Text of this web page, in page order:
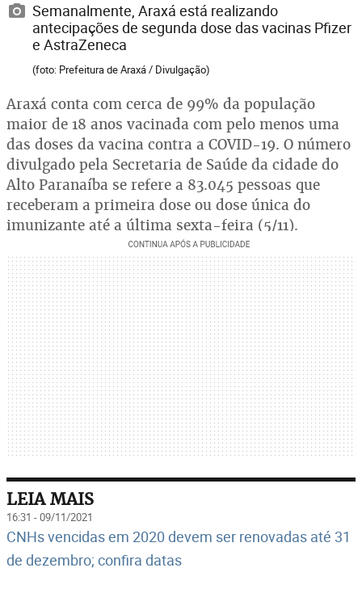
Semanalmente, Araxá está realizando
antecipações de segunda dose das vacinas Pfizer
e AstraZeneca
(foto: Prefeitura de Araxá / Divulgação)
Araxá conta com cerca de 99% da população
maior de 18 anos vacinada com pelo menos uma
das doses da vacina contra a COVID-19. O número
divulgado pela Secretaria de Saúde da cidade do
Alto Paranaíba se refere a 83.045 pessoas que
receberam a primeira dose ou dose única do
imunizante até a última sexta-feira (5/11).
LEIA MAIS
16:31 - 09/11/2021
CNHs vencidas em 2020 devem ser renovadas até 31
de dezembro; confira datas